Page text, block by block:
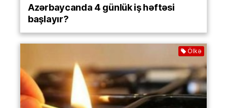
Azərbaycanda 4 günlük iş həftəsi
başlayır?
Ölkə